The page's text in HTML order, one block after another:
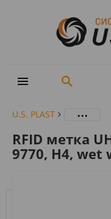
U.S. PLAST ...
RFID метка
9770, H4, wet